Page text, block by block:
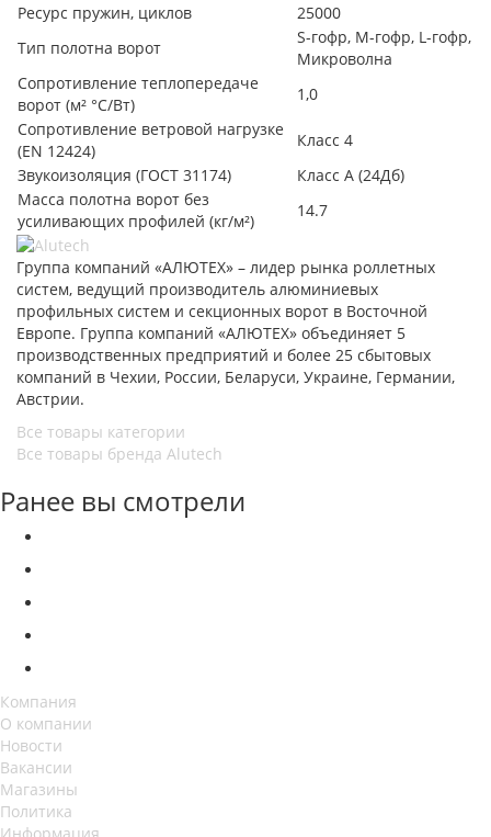
Ресурс пружин, циклов
25000
Тип полотна ворот
S-гофр, М-гофр, L-гофр,
Микроволна
Сопротивление теплопередаче
ворот (м² °С/Вт)
1,0
Сопротивление ветровой нагрузке
(EN 12424)
Класс 4
Звукоизоляция (ГОСТ 31174)
Класс А (24Дб)
Масса полотна ворот без
усиливающих профилей (кг/м²)
14.7
Группа компаний «АЛЮТЕХ» – лидер рынка роллетных
систем, ведущий производитель алюминиевых
профильных систем и секционных ворот в Восточной
Европе. Группа компаний «АЛЮТЕХ» объединяет 5
производственных предприятий и более 25 сбытовых
компаний в Чехии, России, Беларуси, Украине, Германии,
Австрии.
Все товары категории
Все товары бренда Alutech
Ранее вы смотрели
Компания
О компании
Новости
Вакансии
Магазины
Политика